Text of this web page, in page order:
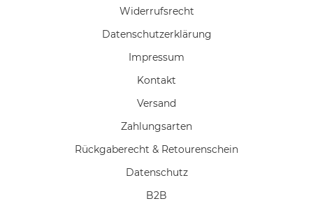
Widerrufs­recht
Daten­schutz­erklärung
Impressum
Kontakt
Versand
Zahlungsarten
Rückgaberecht & Retourenschein
Datenschutz
B2B